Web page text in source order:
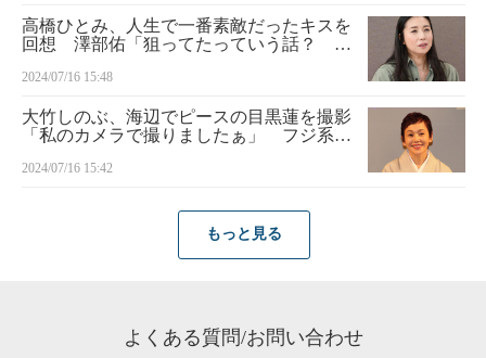
高橋ひとみ、人生で一番素敵だったキスを
回想 澤部佑「狙ってたっていう話？ ダ
2024/07/16 15:48
大竹しのぶ、海辺でピースの目黒蓮を撮影
「私のカメラで撮りましたぁ」 フジ系月
2024/07/16 15:42
もっと見る
よくある質問/お問い合わせ